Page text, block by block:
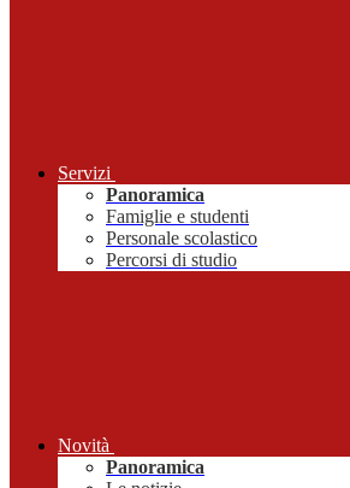
Servizi
Panoramica
Famiglie e studenti
Personale scolastico
Percorsi di studio
Novità
Panoramica